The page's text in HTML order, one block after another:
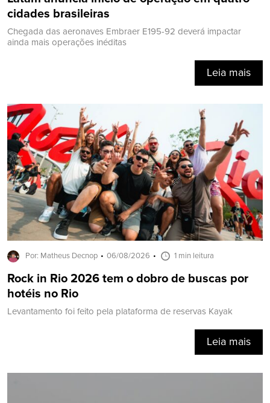
cidades brasileiras
Chegada das aeronaves Embraer E195-92 deverá impactar
ainda mais operações inéditas
Leia mais
Por: Matheus Decnop 06/08/2026 1 min leitura
Rock in Rio 2026 tem o dobro de buscas por
hotéis no Rio
Levantamento foi feito pela plataforma de reservas Kayak
Leia mais